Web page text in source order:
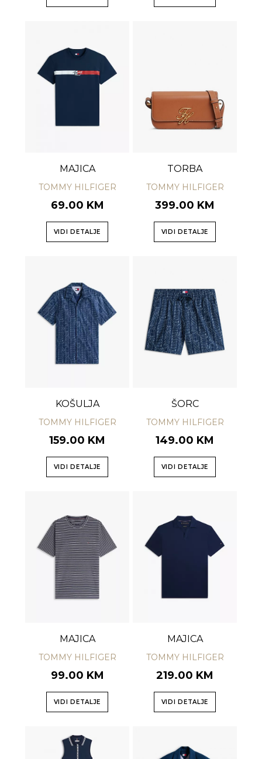
MAJICA
TOMMY HILFIGER
69.00 KM
VIDI DETALJE
TORBA
TOMMY HILFIGER
399.00 KM
VIDI DETALJE
KOŠULJA
TOMMY HILFIGER
159.00 KM
VIDI DETALJE
ŠORC
TOMMY HILFIGER
149.00 KM
VIDI DETALJE
MAJICA
TOMMY HILFIGER
99.00 KM
VIDI DETALJE
MAJICA
TOMMY HILFIGER
219.00 KM
VIDI DETALJE